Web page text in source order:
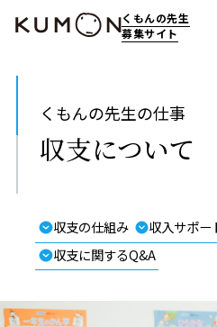
くもんの先生
募集サイト
くもんの先生の仕事
収支について
収支の仕組み 収入サポー
収支に関するQ&A